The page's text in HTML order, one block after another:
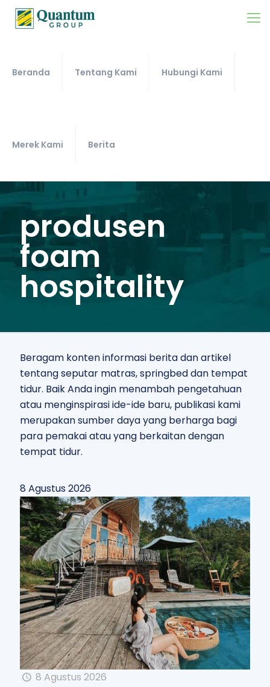
Beranda Tentang Kami Hubungi Kami
Merek Kami Berita
produsen
foam
hospitality
Beragam konten informasi berita dan artikel
tentang seputar matras, springbed dan tempat
tidur. Baik Anda ingin menambah pengetahuan
atau menginspirasi ide-ide baru, publikasi kami
merupakan sumber daya yang berharga bagi
para pemakai atau yang berkaitan dengan
tempat tidur.
8 Agustus 2026
8 Agustus 2026